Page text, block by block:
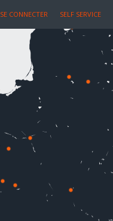
SE CONNECTER SELF SERVICE